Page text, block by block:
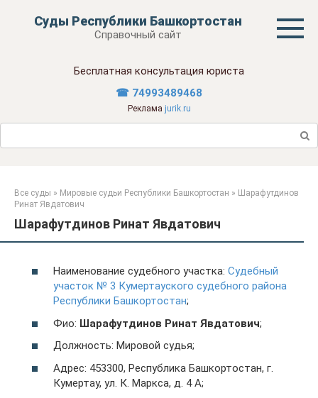
Суды Республики Башкортостан
Справочный сайт
Бесплатная консультация юриста
☎ 74993489468
Реклама jurik.ru
Поиск:
Все суды » Мировые судьи Республики Башкортостан » Шарафутдинов
Ринат Явдатович
Шарафутдинов Ринат Явдатович
Наименование судебного участка: Судебный
участок № 3 Кумертауского судебного района
Республики Башкортостан;
Фио: Шарафутдинов Ринат Явдатович;
Должность: Мировой судья;
Адрес: 453300, Республика Башкортостан, г.
Кумертау, ул. К. Маркса, д. 4 А;